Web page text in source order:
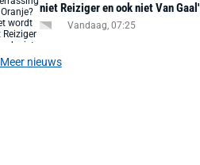
niet Reiziger en ook niet Van Gaal'
Vandaag, 07:25
Meer nieuws